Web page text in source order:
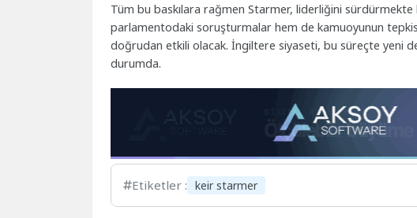
Tüm bu baskılara rağmen Starmer, liderliğini
parlamentodaki soruşturmalar hem de kamuoyunun
doğrudan etkili olacak. İngiltere siyaseti, bu süreçte yeni
durumda.
Etiketler : keir starmer